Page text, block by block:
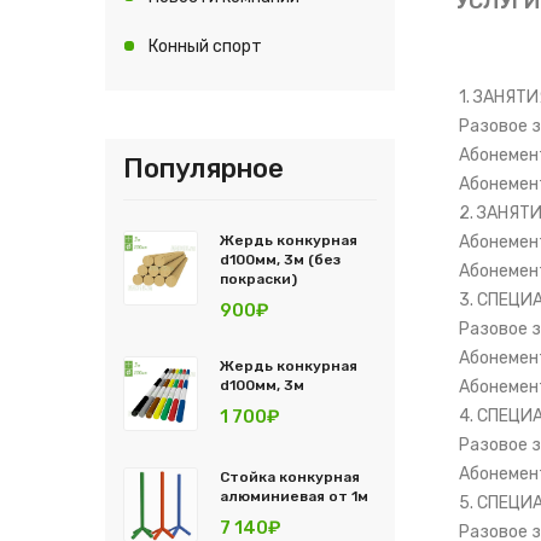
1.
Разовое
2.
3.
Разовое
4.
Разовое
5.
Разовое
Конный спорт
Популярное
Жердь конкурная
d100мм, 3м (без
покраски)
900₽
Жердь конкурная
d100мм, 3м
1 700₽
Стойка конкурная
алюминиевая от 1м
7 140₽